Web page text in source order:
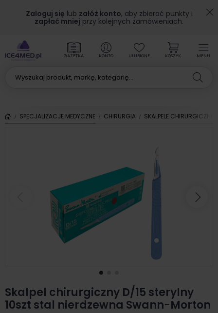
Zaloguj się lub załóż konto, aby zbierać punkty i
zapłać mniej przy kolejnych zamówieniach.
MENU
GAZETKA KONTO ULUBIONE KOSZYK
SPECJALIZACJE MEDYCZNE CHIRURGIA SKALPELE CHIRURGICZNE
Poprzedni
Skalpel chirurgiczny D/15 sterylny
10szt stal nierdzewna Swann-Morton